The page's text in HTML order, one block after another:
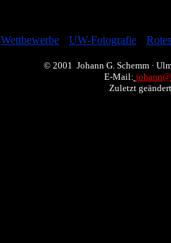
Wettbewerbe UW-Fotografie
© 2001 Johann G. Schemm ·
E-Mail:
Zuletzt